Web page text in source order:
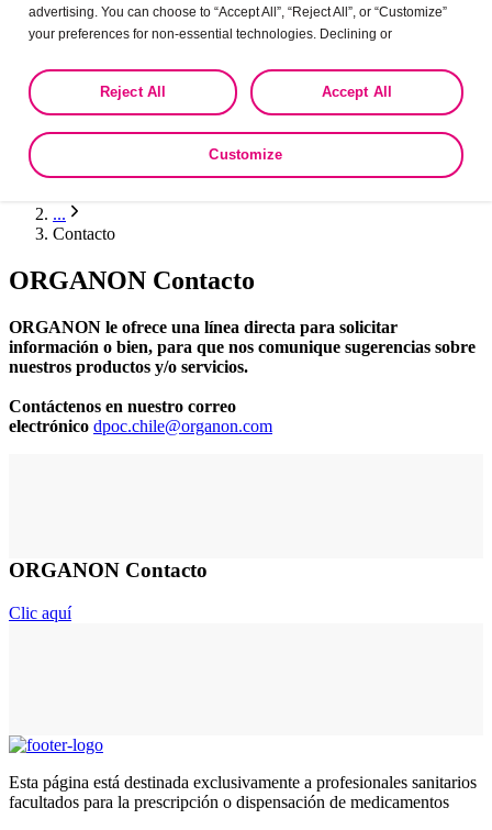
Menú principal
Accesibilidad
Texto más grande
Texto más grande
Cree su cuenta Ingresar / Cree su cuenta
...
Contacto
ORGANON Contacto
ORGANON le ofrece una línea directa para solicitar
información o bien, para que nos comunique sugerencias sobre
nuestros productos y/o servicios.​
Contáctenos en nuestro correo
electrónico dpoc.chile@organon.com
ORGANON Contacto
Clic aquí
Esta página está destinada exclusivamente a profesionales sanitarios
facultados para la prescripción o dispensación de medicamentos
advertising. You can choose to “Accept All”, “Reject All”, or “Customize”
your preferences for non-essential technologies. Declining or
the collection, use, storage, and disclosure of your data in other contexts
as described in the terms of our
Privacy Policy Accept All
Reject All
Customize